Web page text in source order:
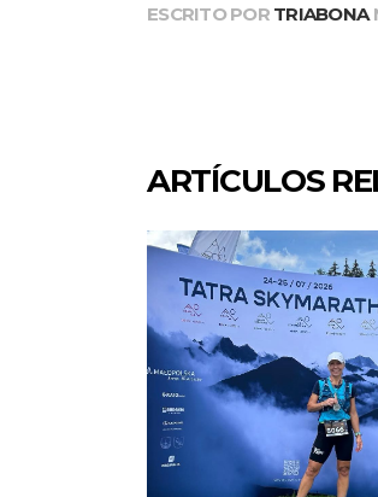
ESCRITO POR TRIABONA
ARTÍCULOS